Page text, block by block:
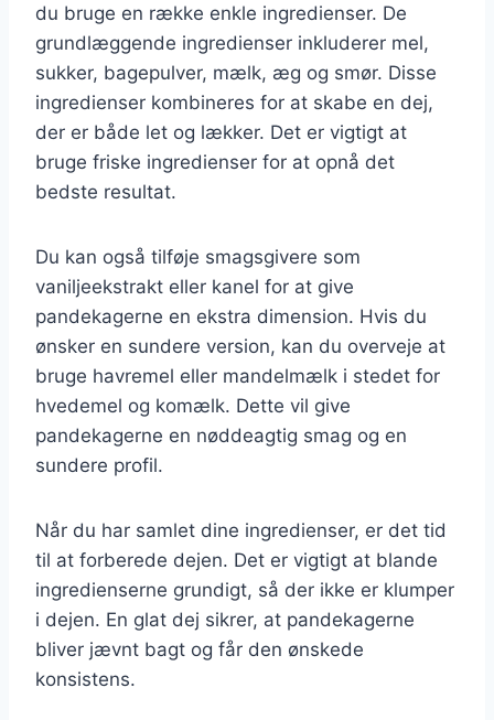
du bruge en række enkle ingredienser. De
grundlæggende ingredienser inkluderer mel,
sukker, bagepulver, mælk, æg og smør. Disse
ingredienser kombineres for at skabe en dej,
der er både let og lækker. Det er vigtigt at
bruge friske ingredienser for at opnå det
bedste resultat.
Du kan også tilføje smagsgivere som
vaniljeekstrakt eller kanel for at give
pandekagerne en ekstra dimension. Hvis du
ønsker en sundere version, kan du overveje at
bruge havremel eller mandelmælk i stedet for
hvedemel og komælk. Dette vil give
pandekagerne en nøddeagtig smag og en
sundere profil.
Når du har samlet dine ingredienser, er det tid
til at forberede dejen. Det er vigtigt at blande
ingredienserne grundigt, så der ikke er klumper
i dejen. En glat dej sikrer, at pandekagerne
bliver jævnt bagt og får den ønskede
konsistens.